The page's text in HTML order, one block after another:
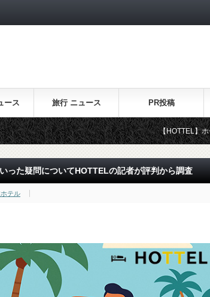
ース 旅行 ニュース PR投稿
【HOTTEL】ホテル・旅行に関
った疑問についてHOTTELの記者が評判から調査
テル